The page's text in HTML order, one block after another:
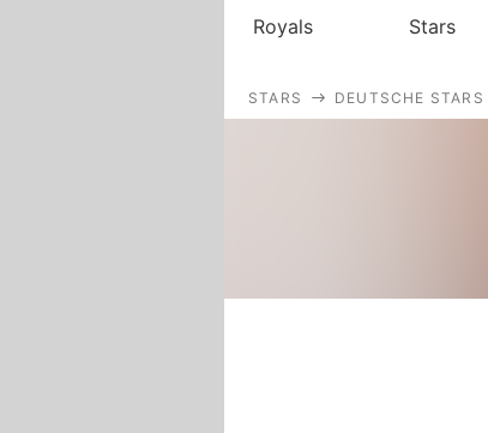
Royals Stars
STARS DEUTSCHE STARS